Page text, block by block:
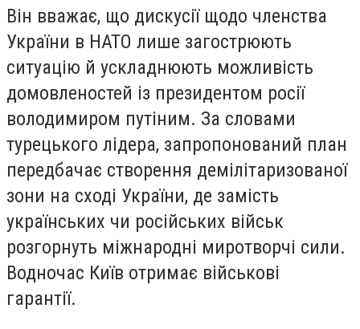
Він вважає, що дискусії щодо членства
України в НАТО лише загострюють
ситуацію й ускладнюють можливість
домовленостей із президентом росії
володимиром путіним. За словами
турецького лідера, запропонований план
передбачає створення демілітаризованої
зони на сході України, де замість
українських чи російських військ
розгорнуть міжнародні миротворчі сили.
Водночас Київ отримає військові
гарантії.